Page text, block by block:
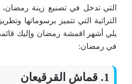
التي تدخل في تصنيع زينة رمضان،
التراثية التي تتميز برسوماتها
يلي أشهر اقمشة رمضان وإليك
في رمضان:
1. قماش القرقيعان